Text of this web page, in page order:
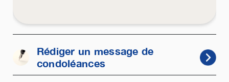
Rédiger un message de
condoléances